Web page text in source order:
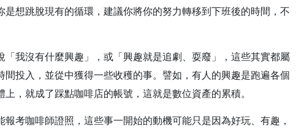
想跳脫現有的循環，建議你將你的努力轉移到下班後的時間，不
我沒有什麼興趣」，或「興趣就是追劇、耍廢」，這些其實都屬
投入，並從中獲得一些收穫的事。譬如，有人的興趣是跑遍各個
，就成了踩點咖啡店的帳號，這就是數位資產的累積。
考咖啡師證照，這些事一開始的動機可能只是因為好玩、有趣，